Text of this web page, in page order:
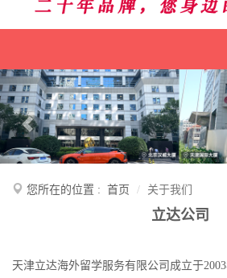
Previous
您所在的位置 : 首页 关于我们
立达公司
天津立达海外留学服务有限公司成立于